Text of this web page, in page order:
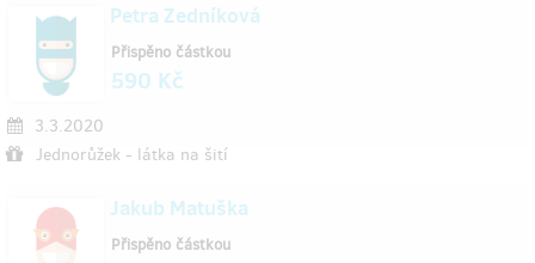
Petra Zedníková
3.3.2020
Jednorůžek - látka na šití
Přispěno částkou
590 Kč
Jakub Matuška
Přispěno částkou